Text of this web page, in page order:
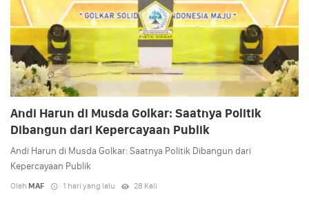
Andi Harun di Musda Golkar: Saatnya Politik
Dibangun dari Kepercayaan Publik
Andi Harun di Musda Golkar: Saatnya Politik Dibangun dari
Kepercayaan Publik
Oleh MAF 1 hari yang lalu 28 Kali